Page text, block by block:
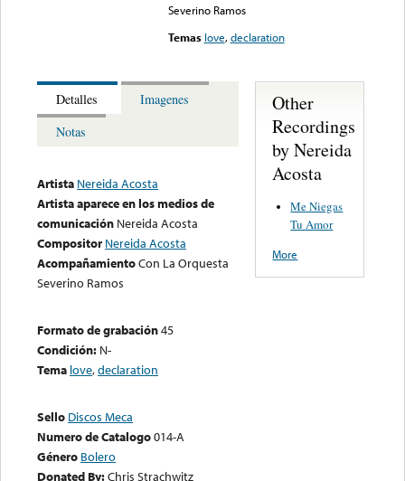
Severino Ramos
Temas love,declaration
Detalles
Imagenes
Notas
Artista Nereida Acosta
Artista aparece en los medios de
comunicación Nereida Acosta
Compositor Nereida Acosta
AcompañamientoCon La Orquesta
Severino Ramos
Formato de grabación45
Condición: N-
Tema love,declaration
Sello Discos Meca
Numero de Catalogo014-A
Género Bolero
Donated By:Chris Strachwitz
Other
Recordings
by Nereida
Acosta
Me Niegas
Tu Amor
More